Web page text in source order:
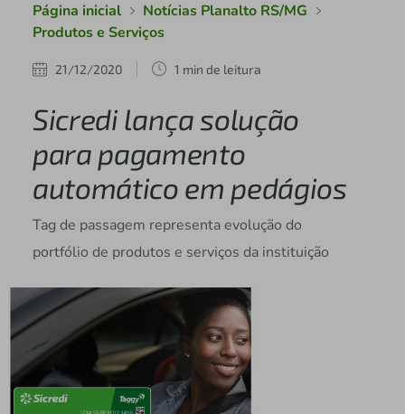
Página inicial
Notícias Planalto RS/MG
Produtos e Serviços
21/12/2020 1 min de leitura
Sicredi lança solução
para pagamento
automático em pedágios
Tag de passagem representa evolução do
portfólio de produtos e serviços da instituição